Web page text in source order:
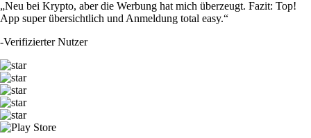
„Neu bei Krypto, aber die Werbung hat mich überzeugt. Fazit: Top!
App super übersichtlich und Anmeldung total easy.“
-Verifizierter Nutzer